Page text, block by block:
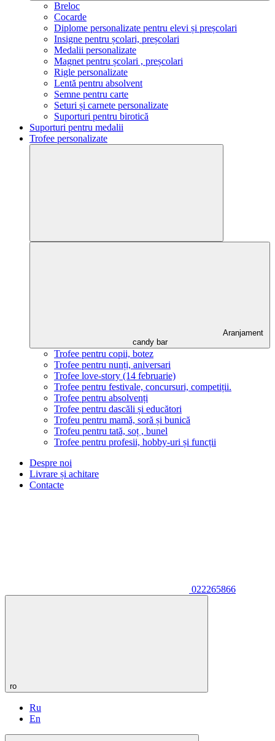
Breloc
Cocarde
Diplome personalizate pentru elevi și preșcolari
Insigne pentru școlari, preșcolari
Medalii personalizate
Magnet pentru școlari , preșcolari
Rigle personalizate
Lentă pentru absolvent
Semne pentru carte
Seturi și carnete personalizate
Suporturi pentru birotică
Suporturi pentru medalii
Trofee personalizate
Aranjament
candy bar
Trofee pentru copii, botez
Trofee pentru nunți, aniversari
Trofee love-story (14 februarie)
Trofee pentru festivale, concursuri, competiții.
Trofee pentru absolvenți
Trofee pentru dascăli și educători
Trofeu pentru mamă, soră și bunică
Trofeu pentru tată, soț , bunel
Trofee pentru profesii, hobby-uri și funcții
Despre noi
Livrare și achitare
Contacte
022265866
ro
Ru
En